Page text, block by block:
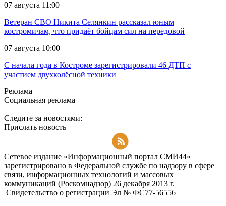
07 августа 11:00
Ветеран СВО Никита Селянкин рассказал юным
костромичам, что придаёт бойцам сил на передовой
07 августа 10:00
С начала года в Костроме зарегистрировали 46 ДТП с
участием двухколёсной техники
Реклама
Социальная реклама
Следите за новостями:
Прислать новость
Сетевое издание «Информационный портал СМИ44»
зарегистрировано в Федеральной службе по надзору в сфере
связи, информационных технологий и массовых
коммуникаций (Роскомнадзор) 26 декабря 2013 г.
Свидетельство о регистрации Эл № ФC77-56556